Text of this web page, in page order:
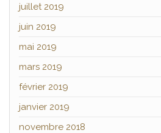
juillet 2019
juin 2019
mai 2019
mars 2019
février 2019
janvier 2019
novembre 2018